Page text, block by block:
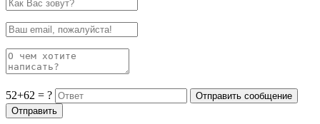
52+62 = ?